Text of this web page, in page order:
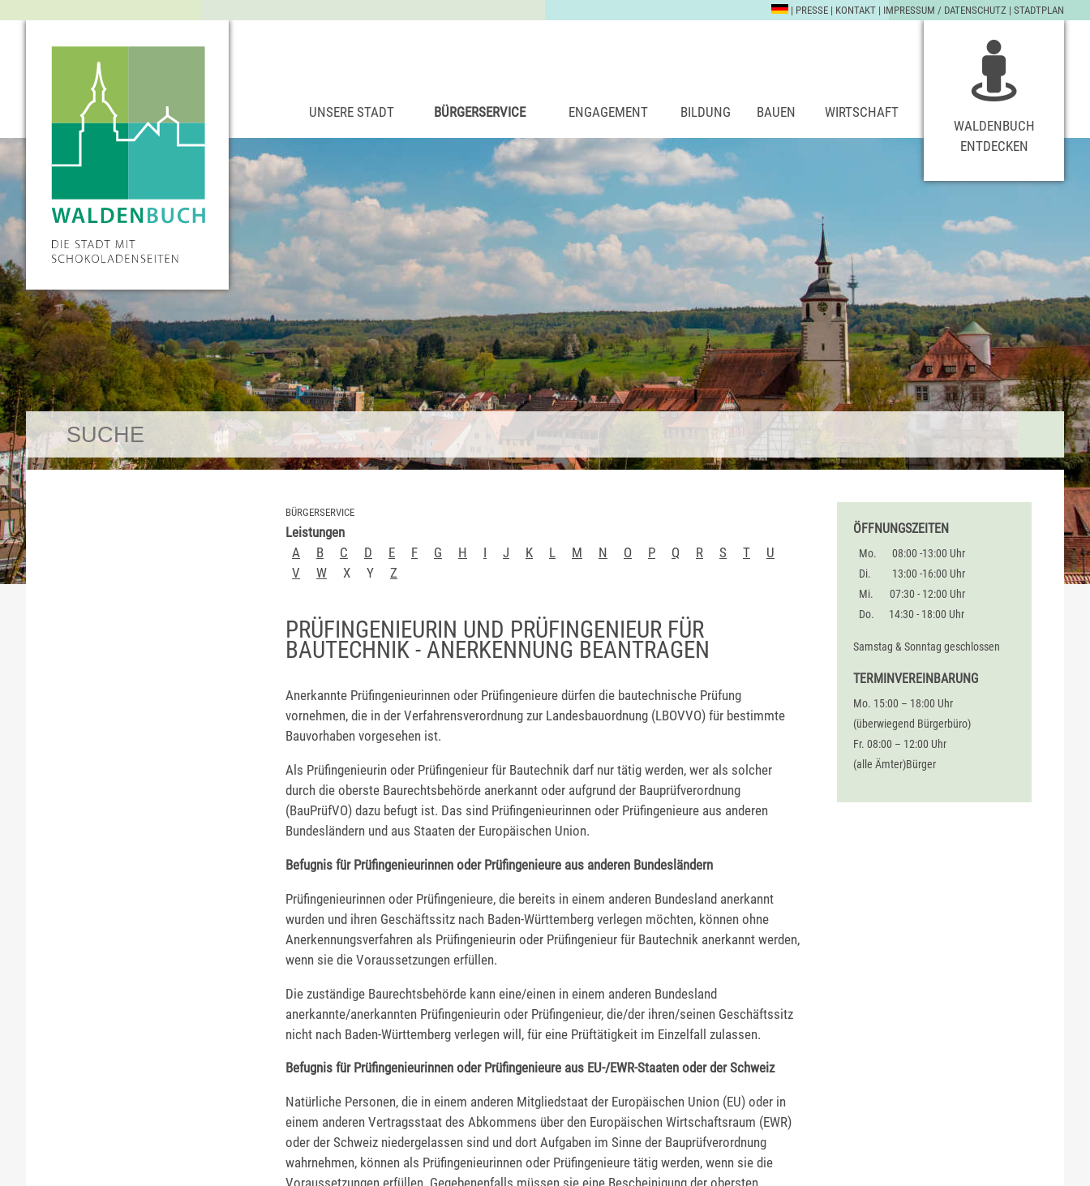
| PRESSE | KONTAKT | IMPRESSUM / DATENSCHUTZ | STADTPLAN
UNSERE STADT BÜRGERSERVICE ENGAGEMENT BILDUNG BAUEN
WIRTSCHAFT
WALDENBUCH
ENTDECKEN
BÜRGERSERVICE
Leistungen
A
B C D E F G H I J K L M N O P Q R S T
U
V
W X Y Z
PRÜFINGENIEURIN UND PRÜFINGENIEUR FÜR
BAUTECHNIK - ANERKENNUNG BEANTRAGEN
Anerkannte Prüfingenieurinnen oder Prüfingenieure dürfen die bautechnische Prüfung
vornehmen, die in der Verfahrensverordnung zur Landesbauordnung (LBOVVO) für bestimmte
Bauvorhaben vorgesehen ist.
Als Prüfingenieurin oder Prüfingenieur für Bautechnik darf nur tätig werden, wer als solcher
durch die oberste Baurechtsbehörde anerkannt oder aufgrund der Bauprüfverordnung
(BauPrüfVO) dazu befugt ist. Das sind Prüfingenieurinnen oder Prüfingenieure aus anderen
Bundesländern und aus Staaten der Europäischen Union.
Befugnis für Prüfingenieurinnen oder Prüfingenieure aus anderen Bundesländern
Prüfingenieurinnen oder Prüfingenieure, die bereits in einem anderen Bundesland anerkannt
wurden und ihren Geschäftssitz nach Baden-Württemberg verlegen möchten, können ohne
Anerkennungsverfahren als Prüfingenieurin oder Prüfingenieur für Bautechnik anerkannt werden,
wenn sie die Voraussetzungen erfüllen.
Die zuständige Baurechtsbehörde kann eine/einen in einem anderen Bundesland
anerkannte/anerkannten Prüfingenieurin oder Prüfingenieur, die/der ihren/seinen Geschäftssitz
nicht nach Baden-Württemberg verlegen will, für eine Prüftätigkeit im Einzelfall zulassen.
Befugnis für Prüfingenieurinnen oder Prüfingenieure aus EU-/EWR-Staaten oder der Schweiz
Natürliche Personen, die in einem anderen Mitgliedstaat der Europäischen Union (EU) oder in
einem anderen Vertragsstaat des Abkommens über den Europäischen Wirtschaftsraum (EWR)
oder der Schweiz niedergelassen sind und dort Aufgaben im Sinne der Bauprüfverordnung
wahrnehmen, können als Prüfingenieurinnen oder Prüfingenieure tätig werden, wenn sie die
ÖFFNUNGSZEITEN
Mo.
08:00 -13:00 Uhr
Di.
13:00 -16:00 Uhr
Mi.
07:30 - 12:00 Uhr
Do.
14:30 - 18:00 Uhr
Samstag & Sonntag geschlossen
TERMINVEREINBARUNG
Mo. 15:00 – 18:00 Uhr
(überwiegend Bürgerbüro)
Fr. 08:00 – 12:00 Uhr
(alle Ämter)Bürger